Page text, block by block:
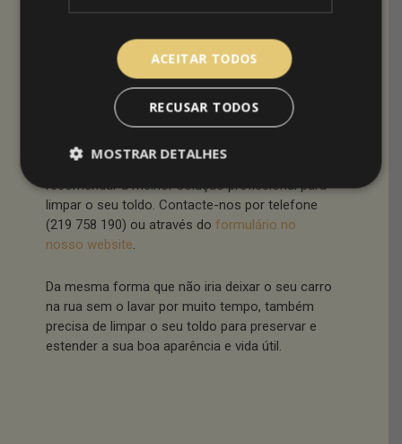
Manutenção regular geralmente significa uma
limpeza uma vez por ano, com cuidado adicional
se aparecerem manchas ou sujidade.
Em caso de dúvida a Arquitetoldos pode
recomendar a melhor solução profissional para
limpar o seu toldo. Contacte-nos por telefone
(219 758 190) ou através do formulário no
nosso website.
Da mesma forma que não iria deixar o seu carro
na rua sem o lavar por muito tempo, também
precisa de limpar o seu toldo para preservar e
estender a sua boa aparência e vida útil.
ACEITAR TODOS
RECUSAR TODOS
MOSTRAR DETALHES